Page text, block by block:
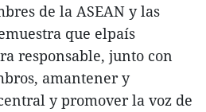
de la ASEAN y las
que elpaís
responsable, junto con
amantener y
y promover la voz de